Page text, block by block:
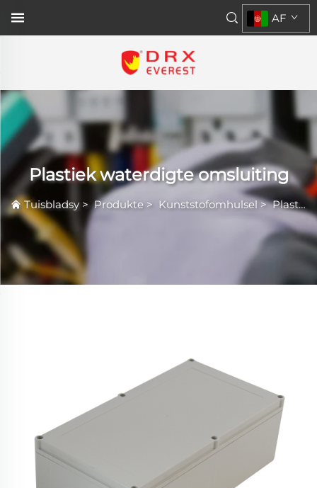
AF
Plastiek waterdigte omsluiting
Tuisbladsy >Produkte> Kunststofomhulsel>Plastiek waterdigte omsluiting